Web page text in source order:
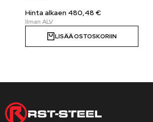
Hinta alkaen 480,48 €
LISÄÄ OSTOSKORIIN